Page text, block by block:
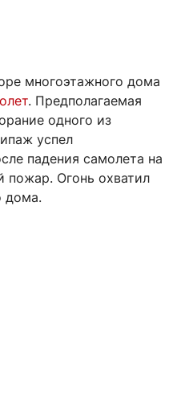
многоэтажного дома
. Предполагаемая
одного из
успел
падения самолета на
пожар. Огонь охватил
дома.